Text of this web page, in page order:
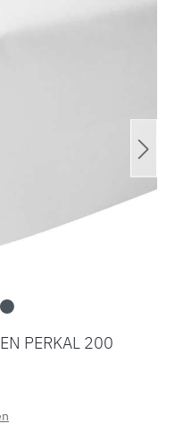
PERKAL 200